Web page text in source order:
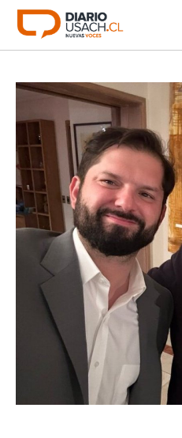
Click acá para ir
Investigación
Cultura
Programas Radio y TV